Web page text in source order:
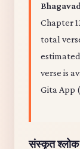
Chapter
total
verse is
Gita App
संस्कृत श्लोक